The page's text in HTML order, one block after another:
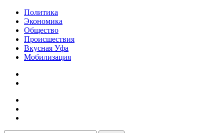
Политика
Экономика
Общество
Происшествия
Вкусная Уфа
Мобилизация